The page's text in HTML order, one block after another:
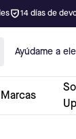
14 días de
Ayúdame a
Marcas